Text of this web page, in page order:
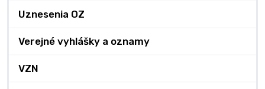
Uznesenia OZ
Verejné vyhlášky a oznamy
VZN